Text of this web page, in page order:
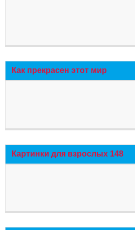
Как прекрасен этот мир
Картинки для взрослых 148